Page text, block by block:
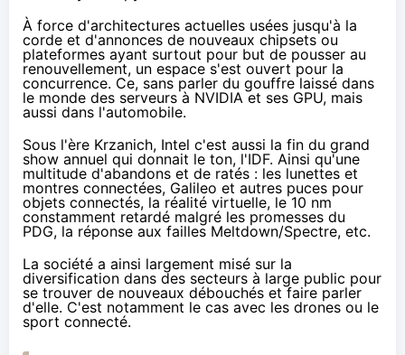
À force d'architectures actuelles usées jusqu'à la
corde et d'annonces de nouveaux chipsets ou
plateformes ayant surtout pour but de pousser au
renouvellement, un espace s'est ouvert pour la
concurrence. Ce, sans parler du gouffre laissé dans
le monde des serveurs à NVIDIA et ses GPU, mais
aussi dans l'automobile.
Sous l'ère Krzanich, Intel c'est aussi la fin du grand
show annuel qui donnait le ton, l'IDF. Ainsi qu'une
multitude d'abandons et de ratés : les lunettes et
montres connectées, Galileo et autres puces pour
objets connectés, la réalité virtuelle, le 10 nm
constamment retardé malgré les promesses du
PDG, la réponse aux failles Meltdown/Spectre, etc.
La société a ainsi largement misé sur la
diversification dans des secteurs à large public pour
se trouver de nouveaux débouchés et faire parler
d'elle. C'est notamment le cas avec les drones ou le
sport connecté.